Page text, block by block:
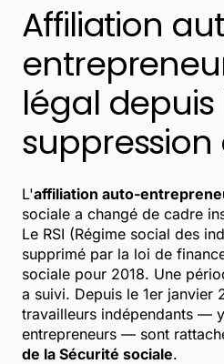
Affiliation
légal depuis
suppression
L'affiliation auto-
sociale a changé de cadre
Le RSI (Régime social des
supprimé par la loi de
sociale pour 2018. Une
a suivi. Depuis le 1er janvier
travailleurs indépendants —
entrepreneurs — sont
de la Sécurité sociale.